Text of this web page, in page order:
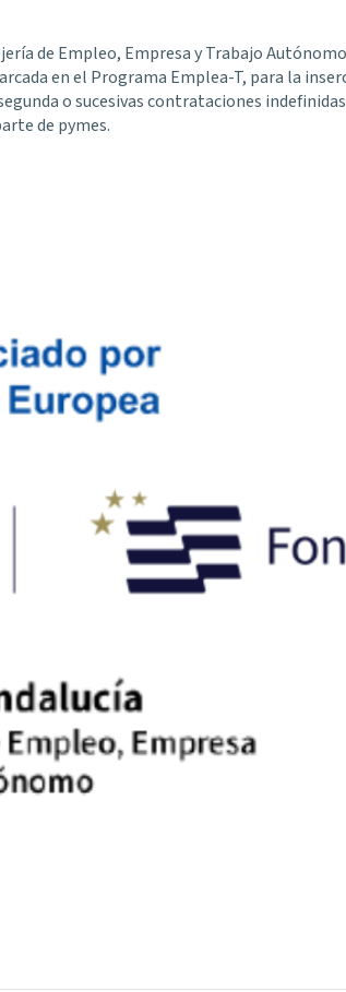
de Empleo, Empresa y Trabajo
en el Programa Emplea-T, para la
o sucesivas contrataciones
de pymes.